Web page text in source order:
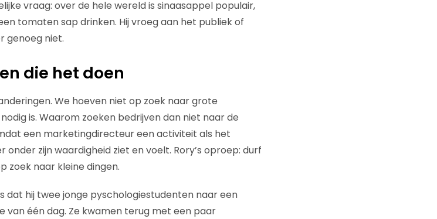
vraag: over de hele wereld is sinaasappel populair,
tomaten sap drinken. Hij vroeg aan het publiek of
genoeg niet.
die het doen
We hoeven niet op zoek naar grote
is. Waarom zoeken bedrijven dan niet naar de
een marketingdirecteur een activiteit als het
zijn waardigheid ziet en voelt. Rory’s oproep: durf
zoek naar kleine dingen.
dat hij twee jonge pyschologiestudenten naar een
één dag. Ze kwamen terug met een paar